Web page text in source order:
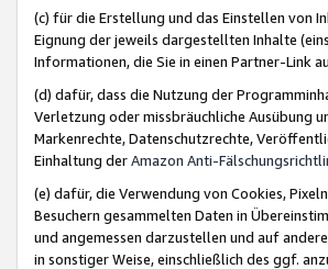
(c) für die Erstellung und das Einstellen von
Eignung der jeweils dargestellten Inhalte
Informationen, die Sie in einen Partner-Link
(d) dafür, dass die Nutzung der
Verletzung oder missbräuchliche Ausübung
Markenrechte, Datenschutzrechte,
Einhaltung derAmazon Anti-
(e) dafür, die Verwendung von Cookies,
Besuchern gesammelten Daten in
und angemessen darzustellen und auf
in sonstiger Weise, einschließlich des ggf.